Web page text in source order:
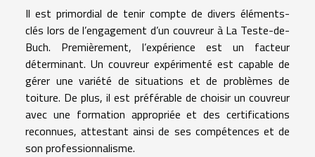
Il est primordial de tenir compte de divers éléments-
clés lors de l’engagement d’un couvreur à La Teste-de-
Buch. Premièrement, l’expérience est un facteur
déterminant. Un couvreur expérimenté est capable de
gérer une variété de situations et de problèmes de
toiture. De plus, il est préférable de choisir un couvreur
avec une formation appropriée et des certifications
reconnues, attestant ainsi de ses compétences et de
son professionnalisme.